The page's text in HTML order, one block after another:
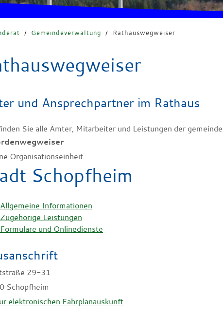
/ Gemeindeverwaltung / Rathauswegweiser
und Ansprechpartner im Rathaus
Sie alle Ämter, Mitarbeiter und Leistungen der
Organisationseinheit
Schopfheim
Allgemeine Informationen
Zugehörige Leistungen
Formulare und Onlinedienste
29-31
Schopfheim
elektronischen Fahrplanauskunft